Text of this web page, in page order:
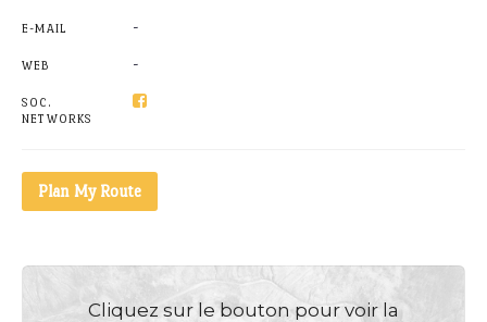
E-MAIL -
WEB -
SOC.
NETWORKS
Plan My Route
Cliquez sur le bouton pour voir la